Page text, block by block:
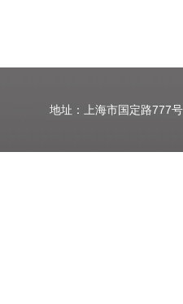
地址：上海市国定路777